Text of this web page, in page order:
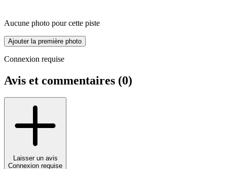
Aucune photo pour cette piste
Ajouter la première photo
Connexion requise
Avis et commentaires (0)
Laisser un avis
Connexion requise